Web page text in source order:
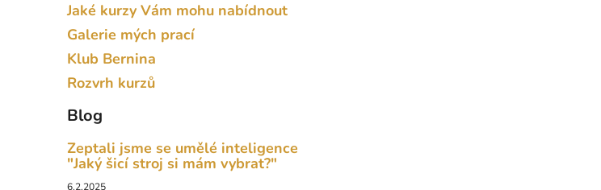
Jaké kurzy Vám mohu nabídnout
Galerie mých prací
Klub Bernina
Rozvrh kurzů
Blog
Zeptali jsme se umělé inteligence
"Jaký šicí stroj si mám vybrat?"
6.2.2025